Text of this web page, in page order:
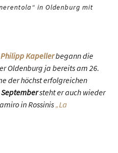
in Oldenburg mit
Philipp Kapellerbegann die
Oldenburg ja bereits am 26.
der höchst erfolgreichen
Septembersteht er auch wieder
in Rossinis„La